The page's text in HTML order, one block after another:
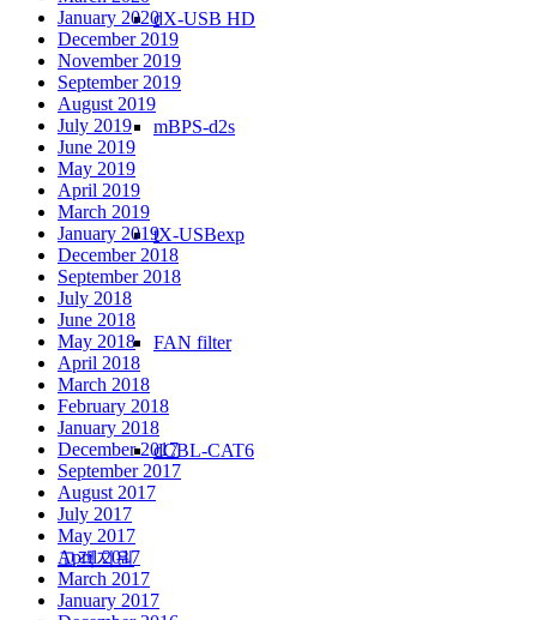
dX-USB HD
mBPS-d2s
tX-USBexp
FAN filter
dCBL-CAT6
고객지원
January 2020
December 2019
November 2019
September 2019
August 2019
July 2019
June 2019
May 2019
April 2019
March 2019
January 2019
December 2018
September 2018
July 2018
June 2018
May 2018
April 2018
March 2018
February 2018
January 2018
December 2017
September 2017
August 2017
July 2017
May 2017
April 2017
March 2017
January 2017